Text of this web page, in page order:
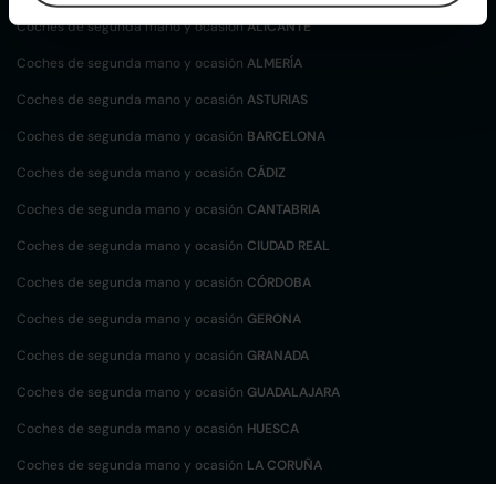
Coches de segunda mano y ocasiónALICANTE
Coches de segunda mano y ocasión ALMERÍA
Coches de segunda mano y ocasión ASTURIAS
Coches de segunda mano y ocasión BARCELONA
Coches de segunda mano y ocasión CÁDIZ
Coches de segunda mano y ocasión CANTABRIA
Coches de segunda mano y ocasión CIUDAD REAL
Coches de segunda mano y ocasión CÓRDOBA
Coches de segunda mano y ocasión GERONA
Coches de segunda mano y ocasión GRANADA
Coches de segunda mano y ocasión GUADALAJARA
Coches de segunda mano y ocasión HUESCA
Coches de segunda mano y ocasión LA CORUÑA